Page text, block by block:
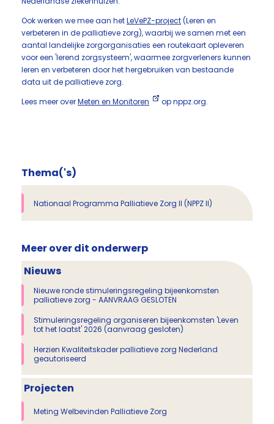
Ook werken we mee aan hetLeVePZ-project(Leren en
verbeteren in de palliatieve zorg), waarbij we samen met een
aantal landelijke zorgorganisaties een routekaart opleveren
voor een 'lerend zorgsysteem', waarmee zorgverleners kunnen
leren en verbeteren door het hergebruiken van bestaande
data uit de palliatieve zorg.
Lees meer overMeten en Monitoren op nppz.org.
Thema('s)
Nationaal Programma Palliatieve Zorg II (NPPZ II)
Meer over dit onderwerp
Nieuws
Nieuwe ronde stimuleringsregeling bijeenkomsten
palliatieve zorg - AANVRAAG GESLOTEN
Stimuleringsregeling organiseren bijeenkomsten 'Leven
tot het laatst' 2026 (aanvraag gesloten)
Herzien Kwaliteitskader palliatieve zorg Nederland
geautoriseerd
Projecten
Meting Welbevinden Palliatieve Zorg